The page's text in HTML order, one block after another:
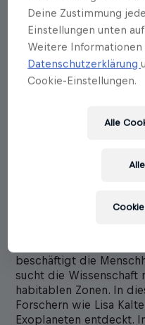
Sind wir
Gibt es da draußen
beschäftigt die
sucht die Wissenschaft
habitablen Zonen. In
Forschern wie Lisa
Exoplaneten entdeckt.
Deine Zustimmung
Einstellungen unten
Weitere Informationen
Datenschutzerklärung
Cookie-Einstellungen.
Alle